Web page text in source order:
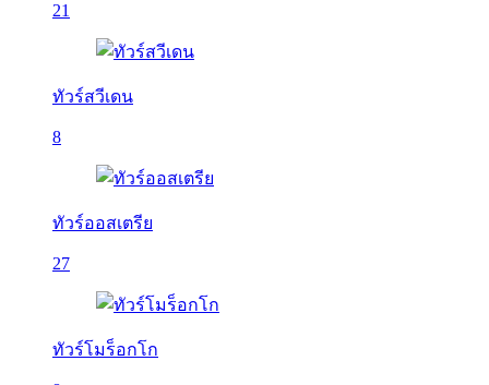
21
ทัวร์สวีเดน
8
ทัวร์ออสเตรีย
27
ทัวร์โมร็อกโก